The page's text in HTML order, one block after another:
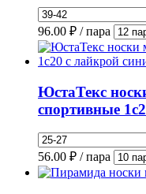
96.00 ₽ / пара
ЮстаТекс
спортивные
56.00 ₽ / пара